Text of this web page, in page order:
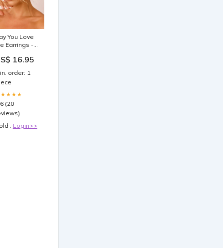
You Love
Earrings -
16.95
order: 1
(20
: Login>>